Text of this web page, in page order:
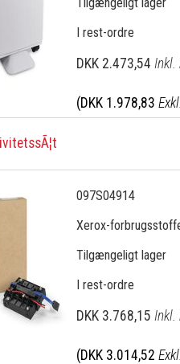
I rest-ordre
DKK 2.473,54 Inkl.
(DKK 1.978,83
097S04914
Xerox-
Tilgængeligt lager
I rest-ordre
DKK 3.768,15 Inkl.
(DKK 3.014,52